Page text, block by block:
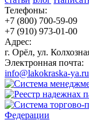
Телефоны:
+7 (800) 700-59-09
+7 (910) 973-01-00
Адрес:
г. Орёл, ул.
Электронная почта:
info@lakokraska-ya.ru